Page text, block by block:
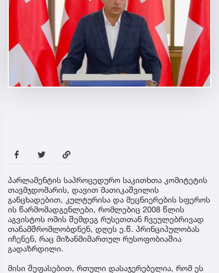
პარლამენტის საპროცედურო საკითხთა კომიტეტის
თავმჯდომარის, დავით მათიკაშვილის
განცხადებით, კულტურისა და მეცნიერების სფეროს
ის წარმომადგენლები, რომლებიც 2008 წლის
აგვისტოს ომის შემდეგ რუსეთთან ჩვეულებრივად
თანამშრომლობდნენ, დღეს ე.წ. პრინციპულობას
იჩენენ, რაც მიზანმიმართულ რუსოფობიაშია
გადაზრდილი.
მისი შეფასებით, რთული დასაჯერებელია, რომ ეს